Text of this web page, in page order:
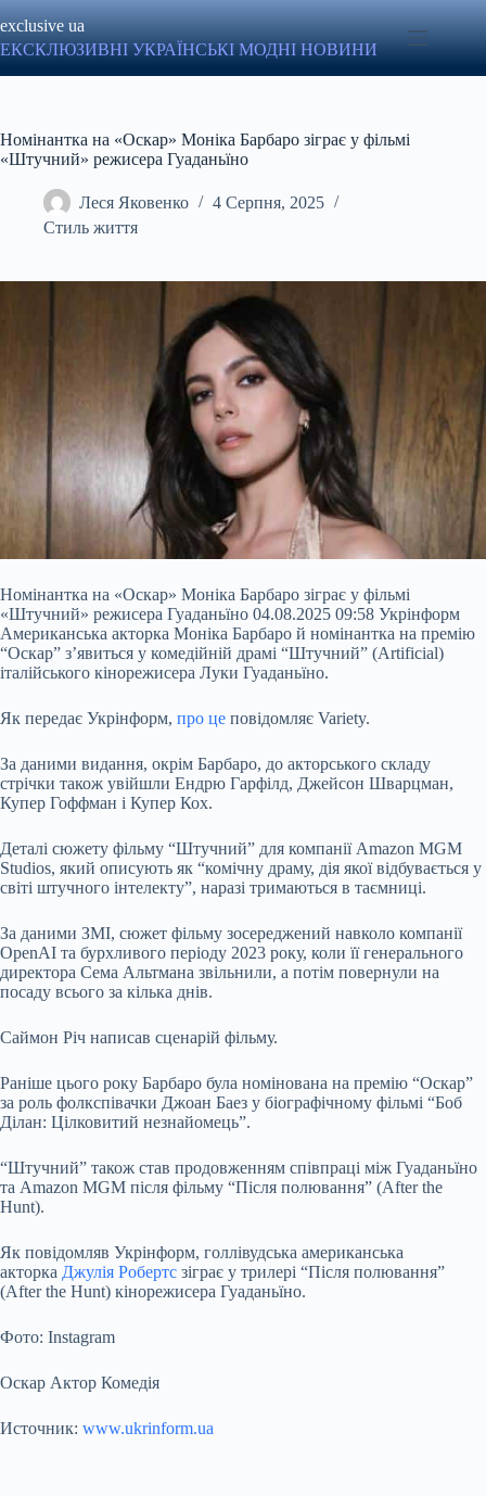
до
вмісту
exclusive ua
ЕКСКЛЮЗИВНІ УКРАЇНСЬКІ МОДНІ НОВИНИ
Номінантка на «Оскар» Моніка Барбаро зіграє у фільмі
«Штучний» режисера Гуаданьїно
Леся Яковенко
4 Серпня, 2025
Стиль життя
Номінантка на «Оскар» Моніка Барбаро зіграє у фільмі
«Штучний» режисера Гуаданьїно 04.08.2025 09:58 Укрінформ
Американська акторка Моніка Барбаро й номінантка на премію
“Оскар” з’явиться у комедійній драмі “Штучний” (Artificial)
італійського кінорежисера Луки Гуаданьїно.
Як передає Укрінформ, про це повідомляє Variety.
За даними видання, окрім Барбаро, до акторського складу
стрічки також увійшли Ендрю Гарфілд, Джейсон Шварцман,
Купер Гоффман і Купер Кох.
Деталі сюжету фільму “Штучний” для компанії Amazon MGM
Studios, який описують як “комічну драму, дія якої відбувається у
світі штучного інтелекту”, наразі тримаються в таємниці.
За даними ЗМІ, сюжет фільму зосереджений навколо компанії
OpenAI та бурхливого періоду 2023 року, коли її генерального
директора Сема Альтмана звільнили, а потім повернули на
посаду всього за кілька днів.
Саймон Річ написав сценарій фільму.
Раніше цього року Барбаро була номінована на премію “Оскар”
за роль фолкспівачки Джоан Баез у біографічному фільмі “Боб
Ділан: Цілковитий незнайомець”.
“Штучний” також став продовженням співпраці між Гуаданьїно
та Amazon MGM після фільму “Після полювання” (After the
Hunt).
Як повідомляв Укрінформ, голлівудська американська
акторка Джулія Робертс зіграє у трилері “Після полювання”
(After the Hunt) кінорежисера Гуаданьїно.
Фото: Instagram
Оскар Актор Комедія
Источник: www.ukrinform.ua